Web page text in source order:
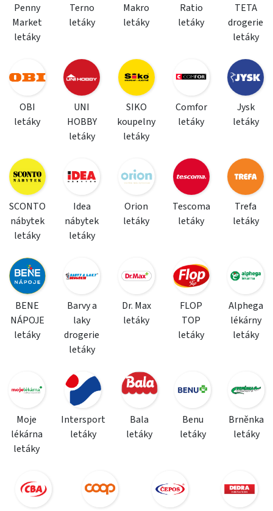
Penny
Market
letáky
Terno
letáky
Makro
letáky
Ratio
letáky
TETA
drogerie
letáky
OBI
letáky
UNI
HOBBY
letáky
SIKO
koupelny
letáky
Comfor
letáky
Jysk
letáky
SCONTO
nábytek
letáky
Idea
nábytek
letáky
Orion
letáky
Tescoma
letáky
Trefa
letáky
BENE
NÁPOJE
letáky
Barvy a
laky
drogerie
letáky
Dr. Max
letáky
FLOP
TOP
letáky
Alphega
lékárny
letáky
Moje
lékárna
letáky
Intersport
letáky
Bala
letáky
Benu
letáky
Brněnka
letáky